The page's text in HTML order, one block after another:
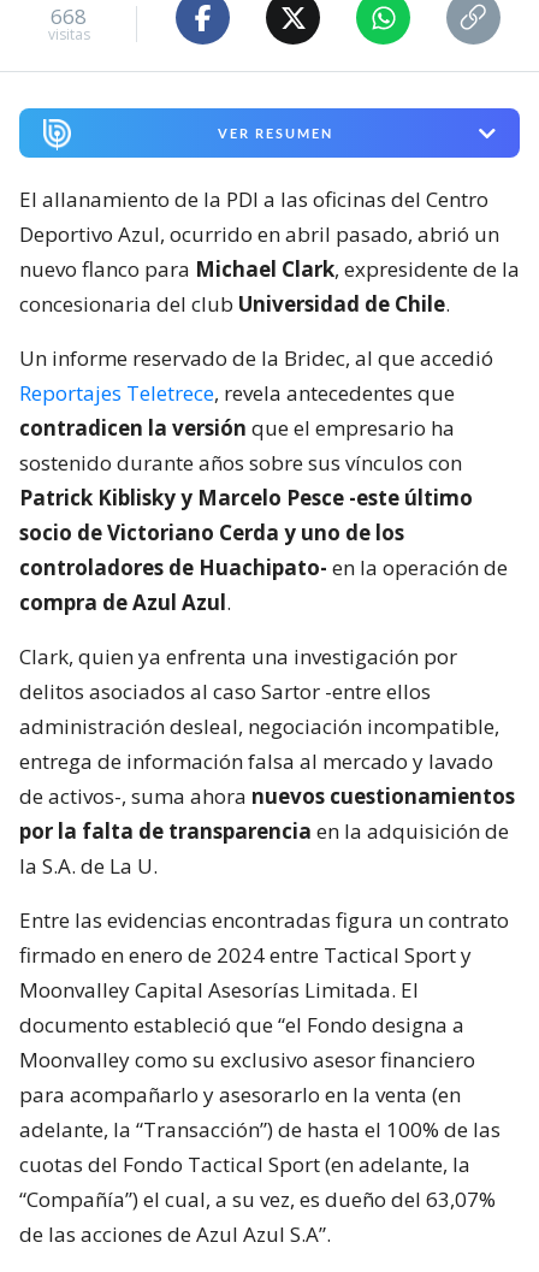
668
visitas
VER RESUMEN
El allanamiento de la PDI a las oficinas del Centro
Deportivo Azul, ocurrido en abril pasado, abrió un
nuevo flanco para Michael Clark, expresidente de la
concesionaria del club Universidad de Chile.
Un informe reservado de la Bridec, al que accedió
Reportajes Teletrece, revela antecedentes que
contradicen la versión que el empresario ha
sostenido durante años sobre sus vínculos con
Patrick Kiblisky y Marcelo Pesce -este último
socio de Victoriano Cerda y uno de los
controladores de Huachipato- en la operación de
compra de Azul Azul.
Clark, quien ya enfrenta una investigación por
delitos asociados al caso Sartor -entre ellos
administración desleal, negociación incompatible,
entrega de información falsa al mercado y lavado
de activos-, suma ahora nuevos cuestionamientos
por la falta de transparencia en la adquisición de
la S.A. de La U.
Entre las evidencias encontradas figura un contrato
firmado en enero de 2024 entre Tactical Sport y
Moonvalley Capital Asesorías Limitada. El
documento estableció que “el Fondo designa a
Moonvalley como su exclusivo asesor financiero
para acompañarlo y asesorarlo en la venta (en
adelante, la “Transacción”) de hasta el 100% de las
cuotas del Fondo Tactical Sport (en adelante, la
“Compañía”) el cual, a su vez, es dueño del 63,07%
de las acciones de Azul Azul S.A”.